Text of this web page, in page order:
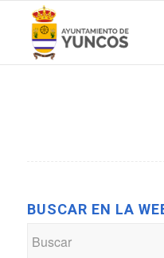
BUSCAR EN LA